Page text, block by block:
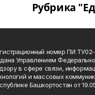
Рубрика
номер ПИ ТУ02-
Управлением
в сфере связи,
и массовых
Башкортостан от